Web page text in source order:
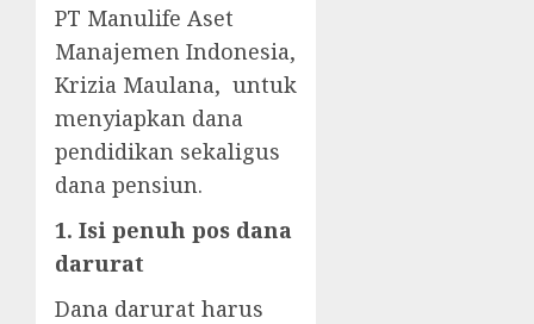
PT Manulife Aset
Manajemen Indonesia,
Krizia Maulana, untuk
menyiapkan dana
pendidikan sekaligus
dana pensiun.
1. Isi penuh pos dana
darurat
Dana darurat harus